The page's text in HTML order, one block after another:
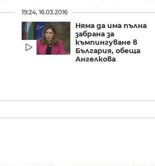
19:24, 16.03.2016
Няма да има пълна
забрана за
къмпингуване в
България, обеща
Ангелкова